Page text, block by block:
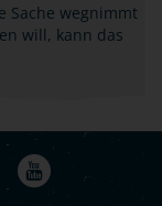
Sache wegnimmt
will, kann das